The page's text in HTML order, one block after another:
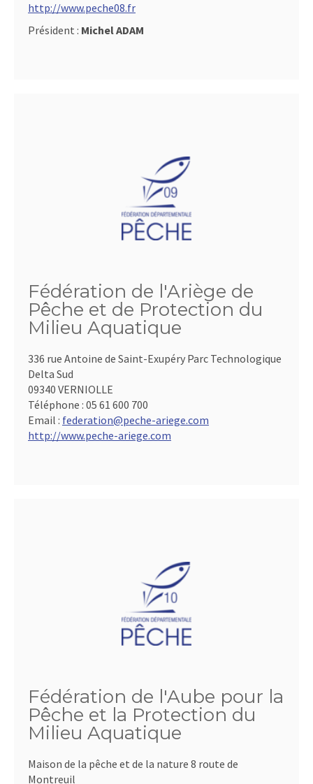
http://www.peche08.fr
Président : Michel ADAM
Fédération de l'Ariège de
Pêche et de Protection du
Milieu Aquatique
336 rue Antoine de Saint-Exupéry Parc Technologique
Delta Sud
09340 VERNIOLLE
Téléphone : 05 61 600 700
Email : federation@peche-ariege.com
http://www.peche-ariege.com
Fédération de l'Aube pour la
Pêche et la Protection du
Milieu Aquatique
Maison de la pêche et de la nature 8 route de
Montreuil